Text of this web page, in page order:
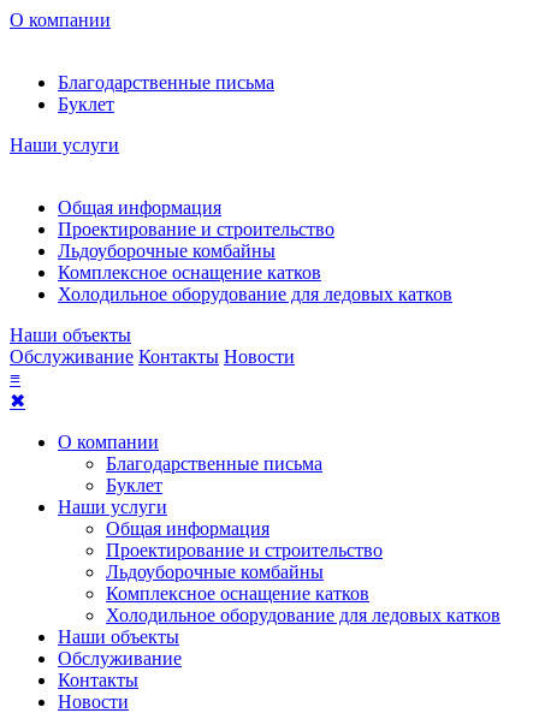
О компании
Благодарственные письма
Буклет
Наши услуги
Общая информация
Проектирование и строительство
Льдоуборочные комбайны
Комплексное оснащение катков
Холодильное оборудование для ледовых катков
Наши объекты
Обслуживание Контакты Новости
≡
✖
О компании
Благодарственные письма
Буклет
Наши услуги
Общая информация
Проектирование и строительство
Льдоуборочные комбайны
Комплексное оснащение катков
Холодильное оборудование для ледовых катков
Наши объекты
Обслуживание
Контакты
Новости